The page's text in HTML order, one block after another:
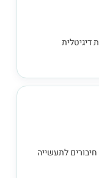
דיגיטלית
לתעשייה